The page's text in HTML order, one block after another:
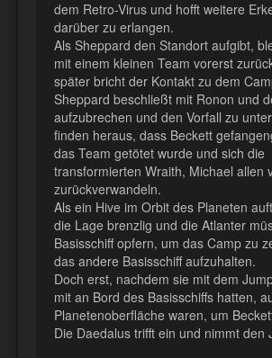
dem Retro-Virus und hofft weitere
darüber zu erlangen.
Als Sheppard den Standort aufgibt,
mit einem kleinen Team vorerst
später bricht der Kontakt zu dem
Sheppard beschließt mit Ronon und
aufzubrechen und den Vorfall zu
finden heraus, dass Beckett
das Team getötet wurde und sich die
transformierten Wraith, Michael allen
zurückverwandeln.
Als ein Hive im Orbit des Planeten
die Lage brenzlig und die Atlanter
Basisschiff opfern, um das Camp zu
das andere Basisschiff aufzuhalten.
Doch erst, nachdem sie mit dem
mit an Bord des Basisschiffs hatten,
Planetenoberfläche waren, um
Die Daedalus trifft ein und nimmt den